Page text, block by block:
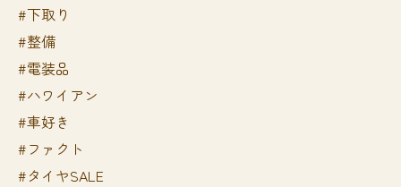
#下取り
#整備
#電装品
#ハワイアン
#車好き
#ファクト
#タイヤSALE